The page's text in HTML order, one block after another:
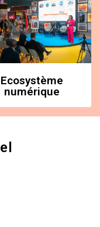
Ecosystème
numérique